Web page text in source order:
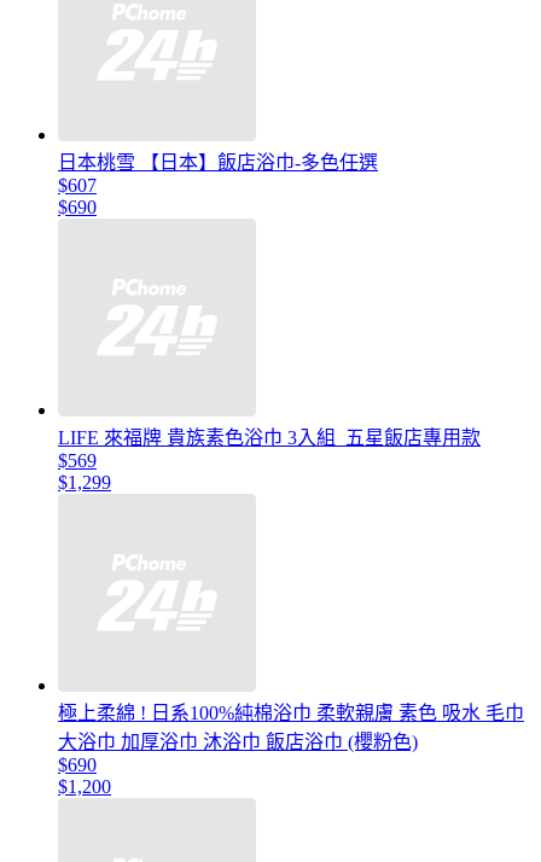
日本桃雪 【日本】飯店浴巾-多色任選
$607
$690
LIFE 來福牌 貴族素色浴巾 3入組_五星飯店專用款
$569
$1,299
極上柔綿 ! 日系100%純棉浴巾 柔軟親膚 素色 吸水 毛巾
大浴巾 加厚浴巾 沐浴巾 飯店浴巾 (櫻粉色)
$690
$1,200